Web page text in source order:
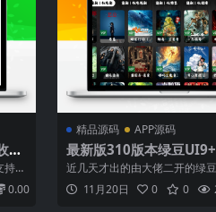
群
接
0.00
精品源码 APP源码
最新版310版本绿豆
TV版APK+手机版APK
近几天才出的由大佬二开的绿
端都全，搭建教程比较捡漏，
搜索ui6，和之前的版本一样核
11月20日 0 0